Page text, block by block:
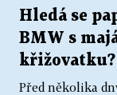
Hledá se
BMW s
křižovatku?
Před několika